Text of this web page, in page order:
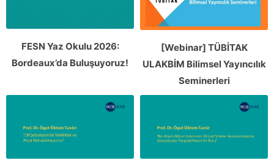
FESN Yaz Okulu 2026:
Bordeaux’da Buluşuyoruz!
[Webinar] TÜBİTAK
ULAKBİM Bilimsel Yayıncılık
Seminerleri